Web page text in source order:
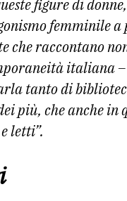
figure di
femminile
raccontano
italiana –
tanto di
più, che anche in
letti”.